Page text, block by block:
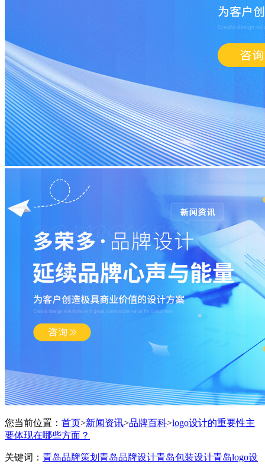
您当前位置： 首页>新闻资讯>品牌百科>logo设计的重要性主
要体现在哪些方面？
关键词： 青岛品牌策划 青岛品牌设计青岛包装设计青岛logo设